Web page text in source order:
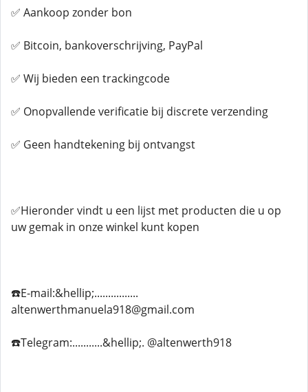
✅ Aankoop zonder bon
✅ Bitcoin, bankoverschrijving, PayPal
✅ Wij bieden een trackingcode
✅ Onopvallende verificatie bij discrete verzending
✅ Geen handtekening bij ontvangst
✅Hieronder vindt u een lijst met producten die u op
uw gemak in onze winkel kunt kopen
☎️E-mail:&hellip;................
altenwerthmanuela918@gmail.com
☎️Telegram:...........&hellip;. @altenwerth918